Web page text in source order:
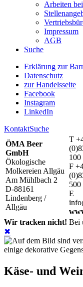
Arbeiten
Impressum
AGB
Suche
Erklärung zur
Datenschutz
zur Handelsseite
Facebook
Instagram
LinkedIn
KontaktSuche
ÖMA Beer
GmbH
Ökologische
Molkereien Allgäu
Am Mühlbach 2
D-88161
Lindenberg /
Allgäu
T
100
F
500
E
Wir tracken nicht! Bei
✖
Käse- und